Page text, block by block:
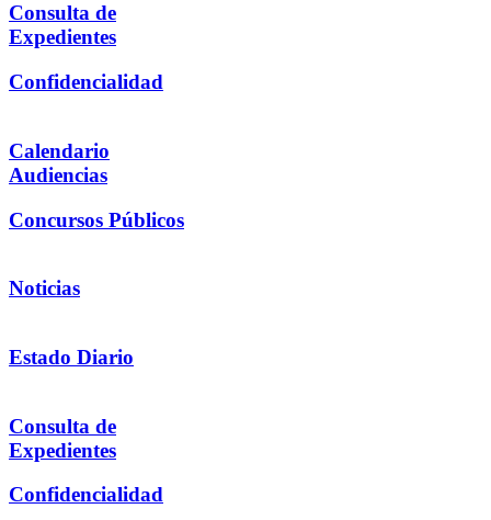
Consulta de
Expedientes
Confidencialidad
Calendario
Audiencias
Concursos Públicos
Noticias
Estado Diario
Consulta de
Expedientes
Confidencialidad